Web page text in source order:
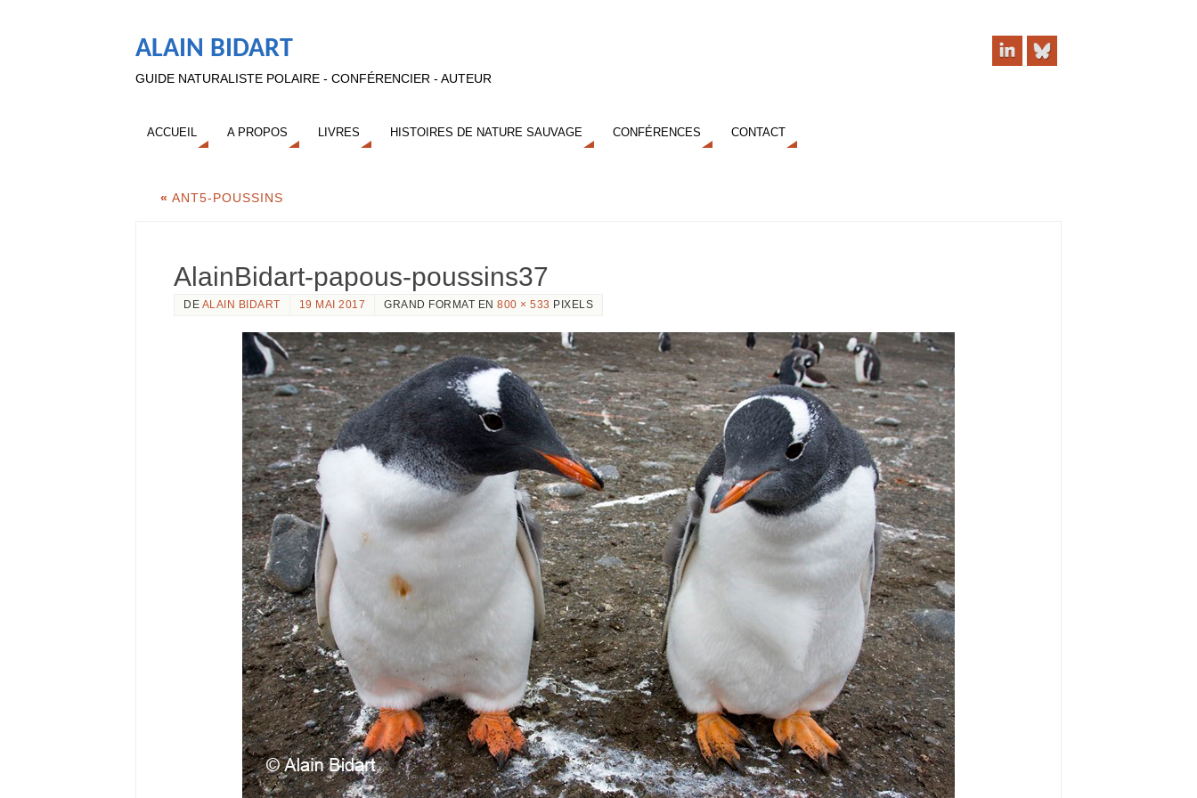
ALAIN BIDART
GUIDE NATURALISTE POLAIRE - CONFÉRENCIER - AUTEUR
ACCUEIL A PROPOS LIVRES HISTOIRES DE NATURE SAUVAGE CONFÉRENCES CONTACT
« ANT5-POUSSINS
AlainBidart-papous-poussins37
DE ALAIN BIDART 19 MAI 2017 GRAND FORMAT EN 800 × 533 PIXELS